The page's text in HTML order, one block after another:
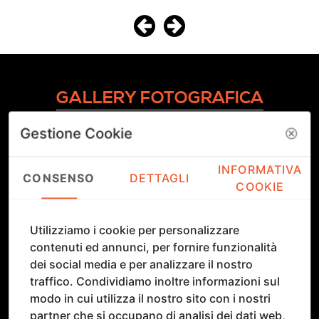
GALLERY FOTOGRAFICA
momenti e atmosfere
Gestione Cookie
CONSENSO DETTAGLI
INFORMATIVA
COOKIE
Utilizziamo i cookie per personalizzare
contenuti ed annunci, per fornire funzionalità
dei social media e per analizzare il nostro
traffico. Condividiamo inoltre informazioni sul
modo in cui utilizza il nostro sito con i nostri
partner che si occupano di analisi dei dati web,